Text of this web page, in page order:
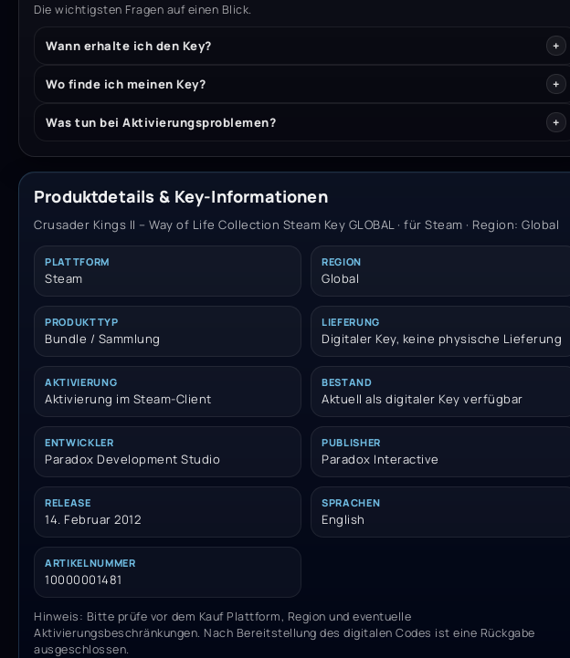
Die wichtigsten Fragen auf einen Blick.
Wann erhalte ich den Key?
Wo finde ich meinen Key?
Was tun bei Aktivierungsproblemen?
Produktdetails & Key-Informationen
Crusader Kings II – Way of Life Collection Steam Key GLOBAL · für Steam · Region: Global
PLATTFORM
Steam
REGION
Global
PRODUKTTYP
Bundle / Sammlung
LIEFERUNG
Digitaler Key, keine physische Lieferung
AKTIVIERUNG
Aktivierung im Steam-Client
BESTAND
Aktuell als digitaler Key verfügbar
ENTWICKLER
Paradox Development Studio
PUBLISHER
Paradox Interactive
RELEASE
14. Februar 2012
SPRACHEN
English
ARTIKELNUMMER
10000001481
Hinweis: Bitte prüfe vor dem Kauf Plattform, Region und eventuelle
Aktivierungsbeschränkungen. Nach Bereitstellung des digitalen Codes ist eine Rückgabe
ausgeschlossen.